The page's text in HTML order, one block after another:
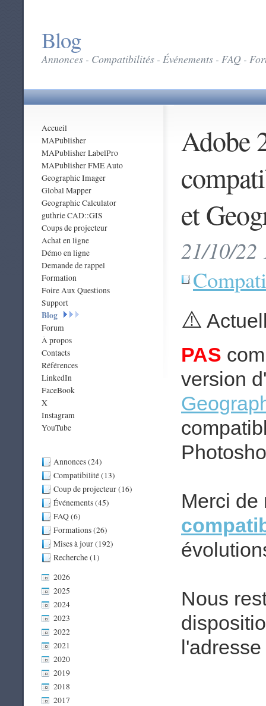
Blog
Annonces - Compatibilités - Événements - FAQ -
Accueil
MAPublisher
MAPublisher LabelPro
MAPublisher FME Auto
Geographic Imager
Global Mapper
Geographic Calculator
guthrie CAD::GIS
Coups de projecteur
Achat en ligne
Démo en ligne
Demande de rappel
Formation
Foire Aux Questions
Support
Blog
Forum
À propos
Contacts
Références
LinkedIn
FaceBook
X
Instagram
YouTube
Annonces (24)
Compatibilité (13)
Coup de projecteur (16)
Événements (45)
FAQ (6)
Formations (26)
Mises à jour (192)
Recherche (1)
2026
2025
2024
2023
2022
2021
2020
2019
2018
2017
Adobe
et
21/10/22
⚠️
PAS
version
Merci
Nous